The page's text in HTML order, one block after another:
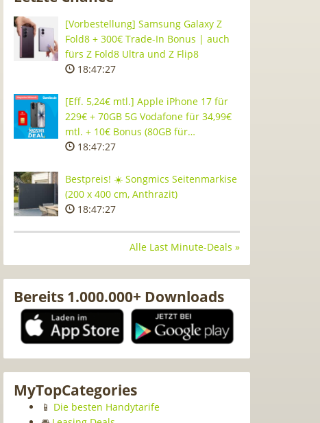
[Vorbestellung] Samsung Galaxy Z
Fold8 + 300€ Trade-In Bonus | auch
fürs Z Fold8 Ultra und Z Flip8
18:47:26
[Eff. 5,24€ mtl.] Apple iPhone 17 für
229€ + 70GB 5G Vodafone für 34,99€
mtl. + 10€ Bonus (80GB für…
18:47:26
Bestpreis! ☀️ Songmics Seitenmarkise
(200 x 400 cm, Anthrazit)
18:47:26
Alle Last Minute-Deals »
Bereits 1.000.000+ Downloads
MyTopCategories
📱 Die besten Handytarife